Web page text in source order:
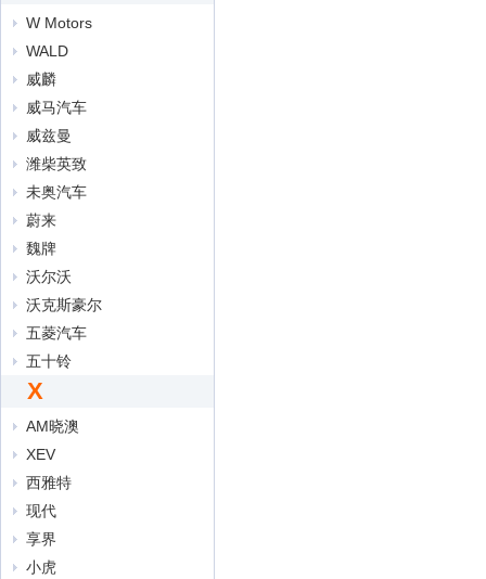
W Motors
WALD
威麟
威马汽车
威兹曼
潍柴英致
未奥汽车
蔚来
魏牌
沃尔沃
沃克斯豪尔
五菱汽车
五十铃
X
AM晓澳
XEV
西雅特
现代
享界
小虎